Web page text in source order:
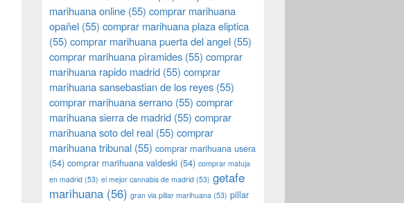
marihuana online (55) comprar marihuana
opañel (55) comprar marihuana plaza eliptica
(55) comprar marihuana puerta del angel (55)
comprar marihuana pìramides (55) comprar
marihuana rapido madrid (55) comprar
marihuana sansebastian de los reyes (55)
comprar marihuana serrano (55) comprar
marihuana sierra de madrid (55) comprar
marihuana soto del real (55) comprar
marihuana tribunal (55) comprar marihuana usera
(54) comprar marihuana valdeski (54) comprar matuja
en madrid (53) el mejor cannabis de madrid (53) getafe
marihuana (56) gran via pillar marihuana (53) pillar